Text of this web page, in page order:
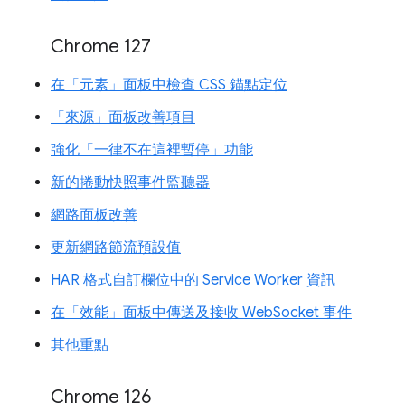
Chrome 127
在「元素」面板中檢查 CSS 錨點定位
「來源」面板改善項目
強化「一律不在這裡暫停」功能
新的捲動快照事件監聽器
網路面板改善
更新網路節流預設值
HAR 格式自訂欄位中的 Service Worker 資訊
在「效能」面板中傳送及接收 WebSocket 事件
其他重點
Chrome 126